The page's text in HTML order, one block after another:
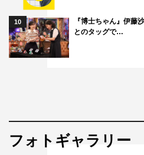
企画・安永英樹（フジ
宮舘さんのかつら合わせで実際
者の有力候補となるほど聡明で
た。宮舘さんのビジュアルは
10
『博士ちゃん』伊
とのタッグで…
フォトギャラリー